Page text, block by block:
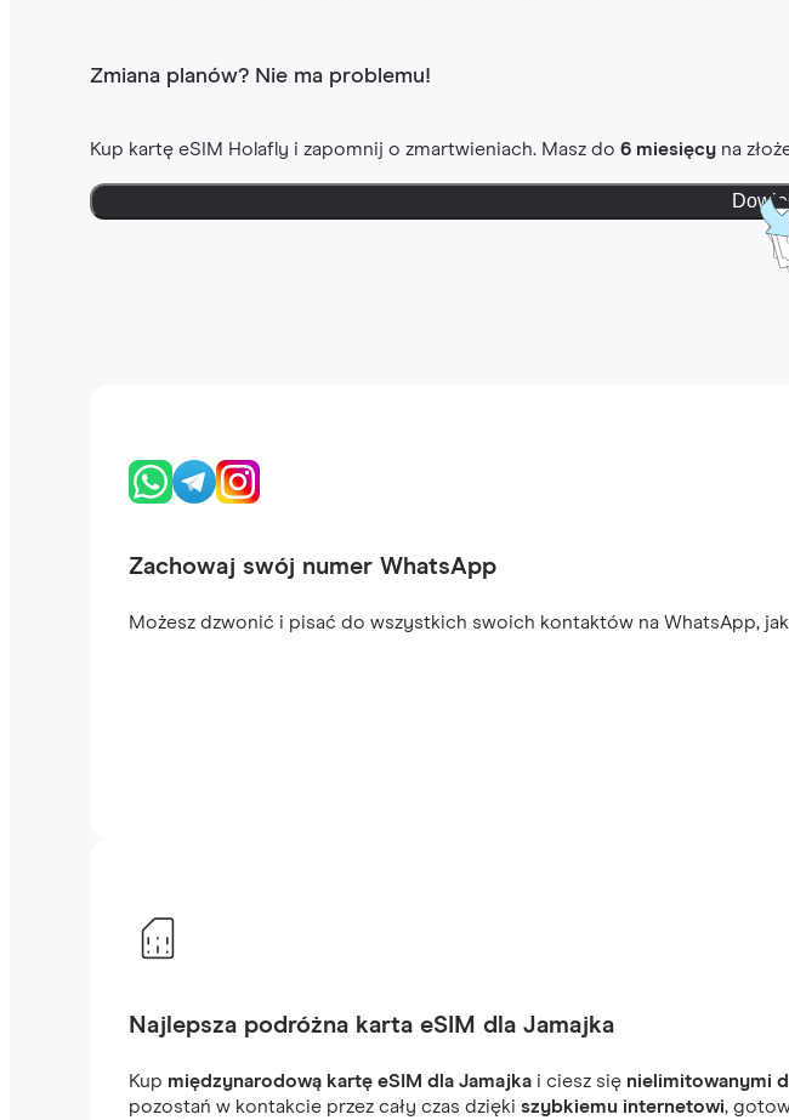
Zmiana planów? Nie ma problemu!
Kup kartę eSIM Holafly i zapomnij o zmartwieniach. Masz do6 miesięcy na
Zachowaj swój numer WhatsApp
Możesz dzwonić i pisać do wszystkich swoich kontaktów na WhatsApp,
Najlepsza podróżna karta eSIM dla Jamajka
Kup międzynarodową kartę eSIM dla Jamajka i ciesz się nielimitowanymi
pozostań w kontakcie przez cały czas dziękiszybkiemu internetowi,